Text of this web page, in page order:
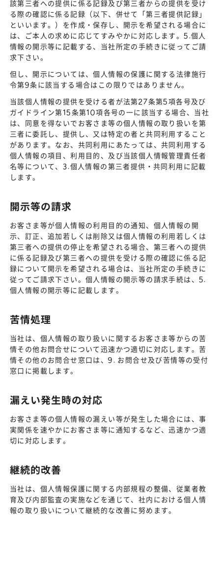
該第三者への提供に係る記録及び第三者からの提供を受け
る際の確認に係る記録（以下、併せて「第三者提供記録」
といいます。）を作成・保存し、開示を希望される場合に
は、ご本人の求めに応じてすみやかに対応します。5.個人
情報の開示等に記載する、当社所定の手続きに従ってご請
求下さい。
但し、開示については、個人情報の保護に関する法律施行
令第9条に該当する場合はこの限りではありません。
当該個人情報の提供を受ける者が法第27条第5項各号及び
ガイドライン第15条第10項各号の一に該当する場合、当社
は、同意を得ないでお客さま等の個人情報の取り扱いを第
三者に委託し、提供し、又は特定の者と共同利用すること
があります。なお、共同利用にあたっては、共同利用する
個人情報の項目、利用目的、及び当該個人情報管理責任者
名等について、3.個人情報の第三者提供・共同利用に記載
します。
開示等の請求
お客さま等が個人情報の利用目的の通知、個人情報の開
示、訂正、追加若しくは削除又は個人情報の利用若しくは
第三者への提供の停止を希望される場合、第三者への提供
に係る記録及び第三者への提供を受ける際の確認に係る記
録について開示を希望される場合は、当社所定の手続きに
従ってご請求下さい。個人情報の開示等の請求手続は、5.
個人情報の開示等に記載します。
苦情処理
当社は、個人情報の取り扱いに関するお客さま等からの苦
情その他お問合せについて迅速かつ適切に対応します。苦
情その他のお問合せ窓口は、9. お問合せ及び苦情等の受付
窓口に掲載します。
漏えい発生時の対応
お客さま等の個人情報の漏えい等が発生した場合には、事
実関係を速やかにお客さま等に通知するなど、迅速かつ適
切に対応します。
継続的改善
当社は、個人情報保護に関する内部規程の整備、従業者教
育及び内部監査の実施などを通じて、社内における個人情
報の取り扱いについて継続的な改善に努めます。